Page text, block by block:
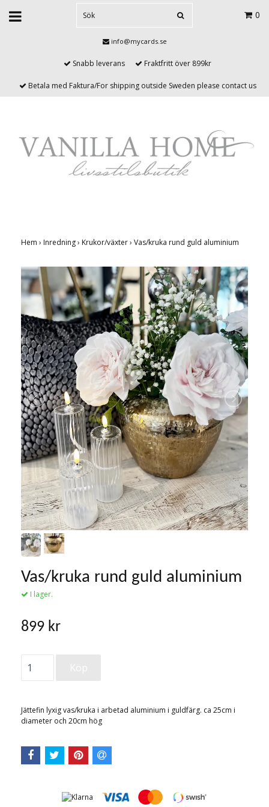
0
info@mycards.se
Snabb leverans Fraktfritt över 899kr
Betala med Faktura/For shipping outside Sweden please contact us
Hem › Inredning› Krukor/växter› Vas/kruka rund guld aluminium
Vas/kruka rund guld aluminium
I lager.
899 kr
Jättefin lyxig vas/kruka i arbetad aluminium i guldfärg. ca 25cm i
diameter och 20cm hög